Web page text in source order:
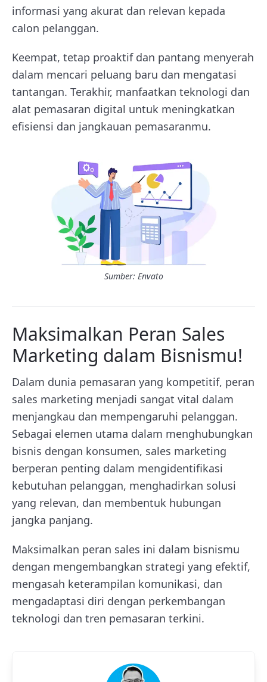
informasi yang akurat dan relevan kepada
calon pelanggan.
Keempat, tetap proaktif dan pantang menyerah
dalam mencari peluang baru dan mengatasi
tantangan. Terakhir, manfaatkan teknologi dan
alat pemasaran digital untuk meningkatkan
efisiensi dan jangkauan pemasaranmu.
Sumber: Envato
Maksimalkan Peran Sales
Marketing dalam Bisnismu!
Dalam dunia pemasaran yang kompetitif, peran
sales marketing menjadi sangat vital dalam
menjangkau dan mempengaruhi pelanggan.
Sebagai elemen utama dalam menghubungkan
bisnis dengan konsumen, sales marketing
berperan penting dalam mengidentifikasi
kebutuhan pelanggan, menghadirkan solusi
yang relevan, dan membentuk hubungan
jangka panjang.
Maksimalkan peran sales ini dalam bisnismu
dengan mengembangkan strategi yang efektif,
mengasah keterampilan komunikasi, dan
mengadaptasi diri dengan perkembangan
teknologi dan tren pemasaran terkini.